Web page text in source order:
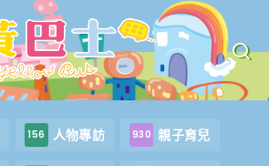
156 人物專訪 930 親子育兒